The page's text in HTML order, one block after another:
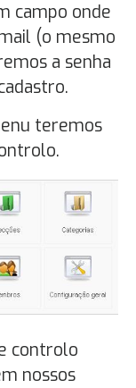
campo onde
(o mesmo
a senha
teremos
controlo
nossos